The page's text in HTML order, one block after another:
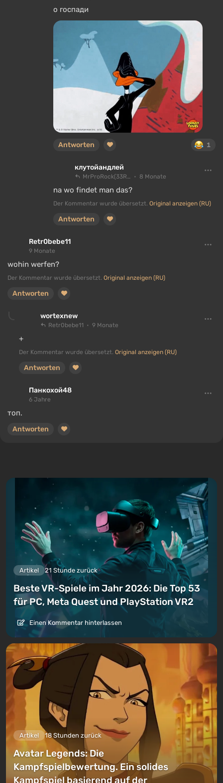
о госпади
1
Antworten
клутойандлей
MrProRock(33RU) 8 Monate
na wo findet man das?
Der Kommentar wurde übersetzt. Original anzeigen (RU)
Antworten
Retr0bebe11
9 Monate
wohin werfen?
Der Kommentar wurde übersetzt. Original anzeigen (RU)
Antworten
wortexnew
Retr0bebe11 9 Monate
+
Der Kommentar wurde übersetzt. Original anzeigen (RU)
Antworten
Панкохой48
6 Jahre
топ.
Antworten
Artikel 21 Stunde zurück
Beste VR-Spiele im Jahr 2026: Die Top 53
für PC, Meta Quest und PlayStation VR2
Einen Kommentar hinterlassen
Artikel 18 Stunden zurück
Avatar Legends: Die
Kampfspielbewertung. Ein solides
Kampfspiel basierend auf der